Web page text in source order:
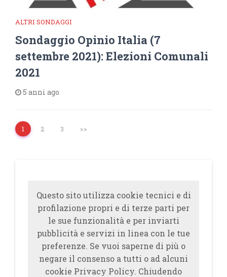
ALTRI SONDAGGI
Sondaggio Opinio Italia (7
settembre 2021): Elezioni Comunali
2021
5 anni ago
1 2 3 >>
Questo sito utilizza cookie tecnici e di
profilazione propri e di terze parti per
le sue funzionalità e per inviarti
pubblicità e servizi in linea con le tue
preferenze. Se vuoi saperne di più o
negare il consenso a tutti o ad alcuni
cookie Privacy Policy. Chiudendo